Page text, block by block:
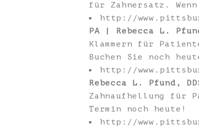
für Zahnersatz.
http://
PA | Rebecca L.
Klammern für
Buchen Sie noch
http://
Rebecca L. Pfund,
Zahnaufhellung für
Termin noch heute!
http://